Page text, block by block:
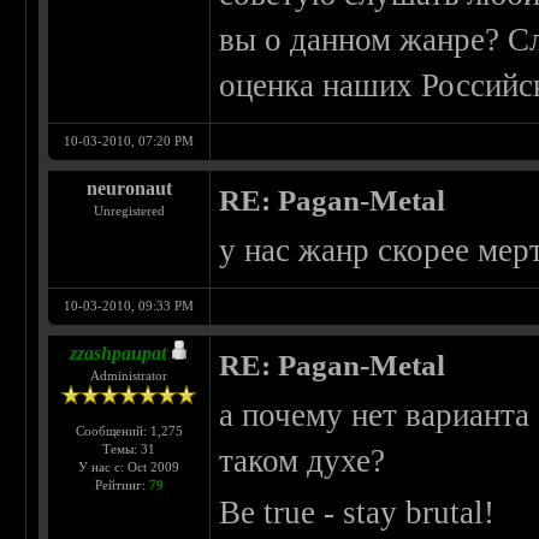
вы о данном жанре?
оценка наших
10-03-2010, 07:20 PM
neuronaut
Unregistered RE: Pagan-Metal
у нас жанр скорее
10-03-2010, 09:33 PM
zzashpaupat
Administrator
Сообщений: 1,275
Темы: 31
У нас с: Oct 2009
Рейтинг: 79
RE: Pagan-Metal
а почему нет
таком духе?
Be true - stay brutal!